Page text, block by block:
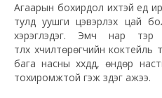
Агаарын бохирдол ихтэй үед
тулд уушги цэвэрлэх цай
хэрэглэдэг. Эмч нар тэр
түлхүү хүчилтөрөгчийн
бага насны хүүхдүүд, өндөр
тохиромжтой гэж үздэг ажээ.